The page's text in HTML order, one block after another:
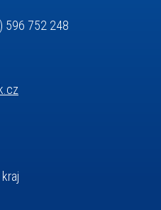
596 752 248